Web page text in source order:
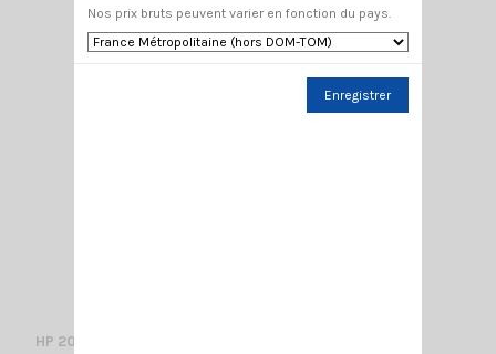
HP 2000 SIRIO
Nos prix bruts peuvent varier en fonction du pays.
Enregistrer